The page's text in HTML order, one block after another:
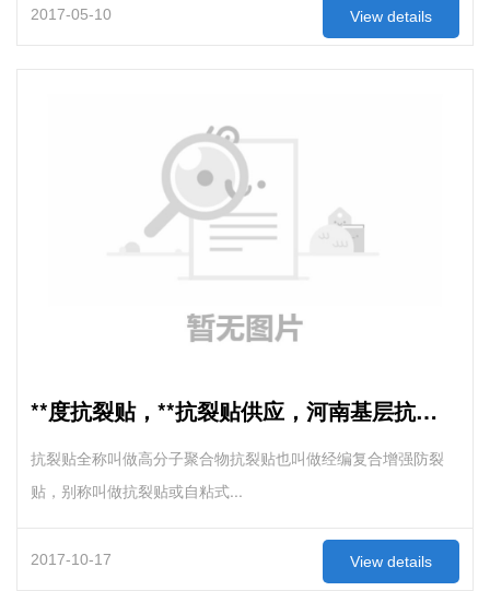
2017-05-10 View details
**度抗裂贴，**抗裂贴供应，河南基层抗裂贴厂家
抗裂贴全称叫做高分子聚合物抗裂贴也叫做经编复合增强防裂
贴，别称叫做抗裂贴或自粘式...
2017-10-17 View details